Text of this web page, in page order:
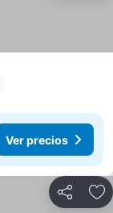
Ver precios
Compartir